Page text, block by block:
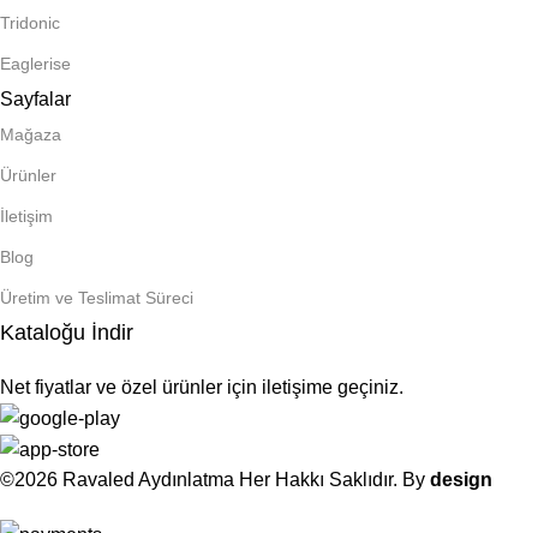
Tridonic
Eaglerise
Sayfalar
Mağaza
Ürünler
İletişim
Blog
Üretim ve Teslimat Süreci
Kataloğu İndir
Net fiyatlar ve özel ürünler için iletişime geçiniz.
©2026 Ravaled Aydınlatma Her Hakkı Saklıdır. By design